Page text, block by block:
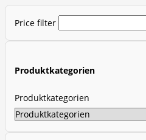
d
c
Price filter
Produktkategorien
Produktkategorien